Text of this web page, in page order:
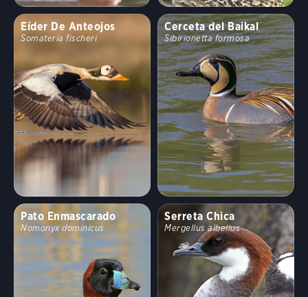
Eíder De Anteojos
Somateria fischeri
Cerceta del Baikal
Sibirionetta formosa
Pato Enmascarado
Nomonyx dominicus
Serreta Chica
Mergellus albellus